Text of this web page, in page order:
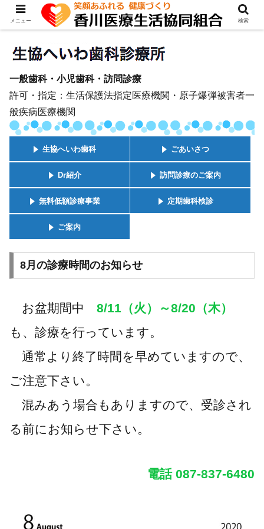
一般歯科・小児歯科・訪問診療
許可・指定：生活保護法指定医療機関・原子爆弾被害者一
般疾病医療機関
生協へいわ歯科 ごあいさつ
Dr紹介 訪問診療のご案内
無料低額診療事業 定期歯科検診
ご案内
8月の診療時間のお知らせ
お盆期間中 8/11（火）～8/20（木）
も、診療を行っています。
通常より終了時間を早めていますので、
ご注意下さい。
混みあう場合もありますので、受診され
る前にお知らせ下さい。
電話 087-837-6480
メニュー 検索